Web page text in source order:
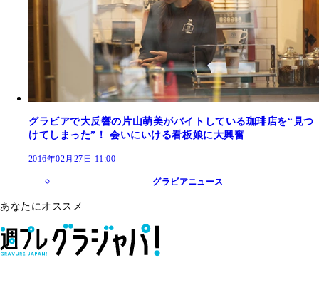
グラビアで大反響の片山萌美がバイトしている珈琲店を“見つ
けてしまった”！ 会いにいける看板娘に大興奮
2016年02月27日 11:00
グラビアニュース
あなたにオススメ